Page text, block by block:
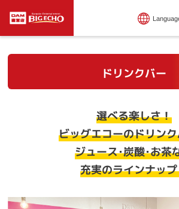
ドリンクバー
選べる楽しさ！
ビッグエコーのドリン
ジュース･炭酸･お茶
充実のラインナッ